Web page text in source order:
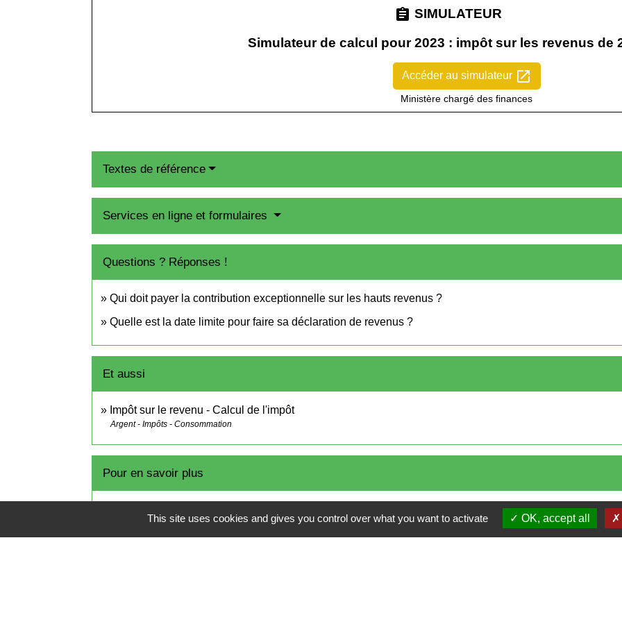
assignment SIMULATEUR
Simulateur de calcul pour 2023 : impôt sur les revenus de
Accéder au simulateur open_in_new
Ministère chargé des finances
Textes de référence
Services en ligne et formulaires
Questions ? Réponses !
Qui doit payer la contribution exceptionnelle sur les hauts revenus ?
Quelle est la date limite pour faire sa déclaration de revenus ?
Et aussi
Impôt sur le revenu - Calcul de l'impôt
Argent - Impôts - Consommation
Pour en savoir plus
Ministère chargé des finances
This site uses cookies and gives you control over what you want to activate OK, accept all